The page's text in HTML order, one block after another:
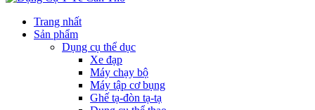
Trang nhất
Sản phẩm
Dụng cụ thể dục
Xe đạp
Máy chạy bộ
Máy tập cơ bụng
Ghế tạ-đòn tạ-tạ